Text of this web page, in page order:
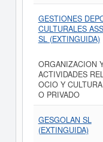
GESTIONES
CULTURALES
SL (EXTINGUIDA)
ORGANIZACION
ACTIVIDADES
OCIO Y
O PRIVADO
GESGOLAN SL
(EXTINGUIDA)